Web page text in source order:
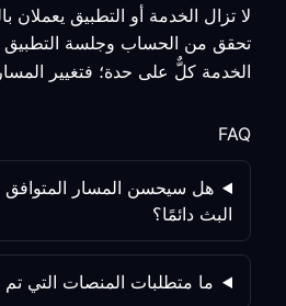
لا تزال الخدمة أو التطبيق يعملان
الخدمة كلٌّ على حدة؛ فتغيير
FAQ
البث دائمًا؟
ما متطلبات المنصات التي تم